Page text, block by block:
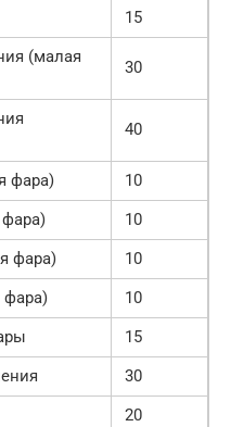
15
(малая
30
40
фара)
10
10
фара)
10
фара)
10
15
30
20